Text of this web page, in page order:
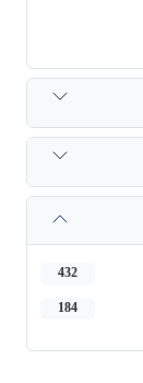
432
184